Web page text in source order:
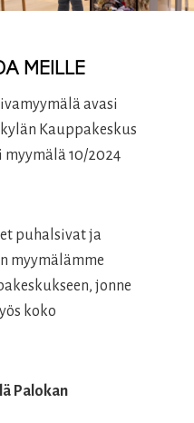
MEILLE
avasi
Kauppakeskus
10/2024
puhalsivat ja
myymälämme
jonne
koko
Palokan